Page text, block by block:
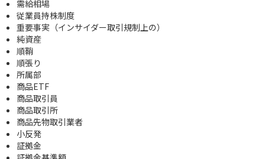
需給相場
従業員持株制度
重要事実（インサイダー取引規制上の）
純資産
順鞘
順張り
所属部
商品ETF
商品取引員
商品取引所
商品先物取引業者
小反発
証拠金